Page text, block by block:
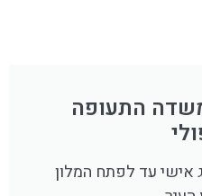
התעופה
אישי עד לפתח המלון